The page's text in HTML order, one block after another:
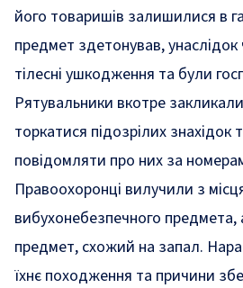
його товаришів залишилися в
предмет здетонував,
тілесні ушкодження та були
Рятувальники вкотре
торкатися підозрілих знахідок
повідомляти про них за
Правоохоронці вилучили з
вибухонебезпечного
предмет, схожий на запал.
їхнє походження та причини